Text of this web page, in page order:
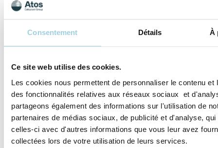
Consentement Détails À
Ce site web utilise des cookies.
Les cookies nous permettent de personnaliser le contenu et
des fonctionnalités relatives aux réseaux sociaux et
partageons également des informations sur l'utilisation de
partenaires de médias sociaux, de publicité et d'analyse,
celles-ci avec d'autres informations que vous leur avez
collectées lors de votre utilisation de leurs services.
Les produits Atos Medical sont des dispositifs
médicaux, produits de santé réglementés qui portent,
Fabricant : Atos Medical AB. Distributeur : Atos
d’instructions de chaque produit avant utilisation.
professionnel de santé.
Spécifications
Partager Sauvegarder dans mon contenu